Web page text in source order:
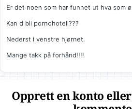
Er det noen som har funnet ut hva som
Kan d bli pornohotell???
Nederst i venstre hjørnet.
Mange takk på forhånd!!!!
Opprett en konto